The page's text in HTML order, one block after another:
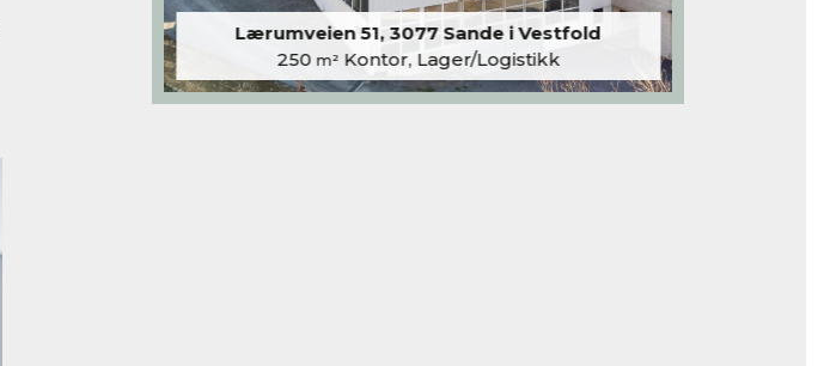
Lærumveien 51, 3077 Sande i Vestfold
250 m² Kontor, Lager/Logistikk